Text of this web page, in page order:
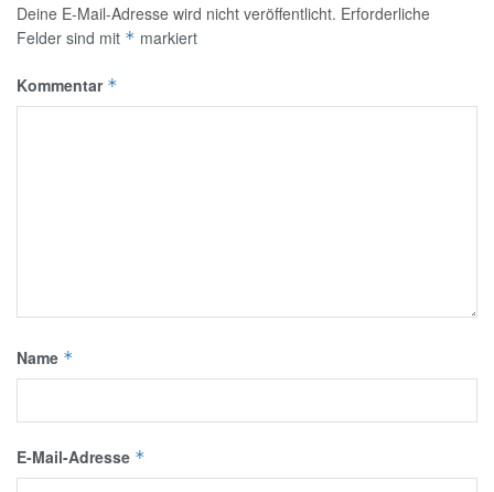
Deine E-Mail-Adresse wird nicht veröffentlicht. Erforderliche
Felder sind mit * markiert
Kommentar *
Name *
E-Mail-Adresse *